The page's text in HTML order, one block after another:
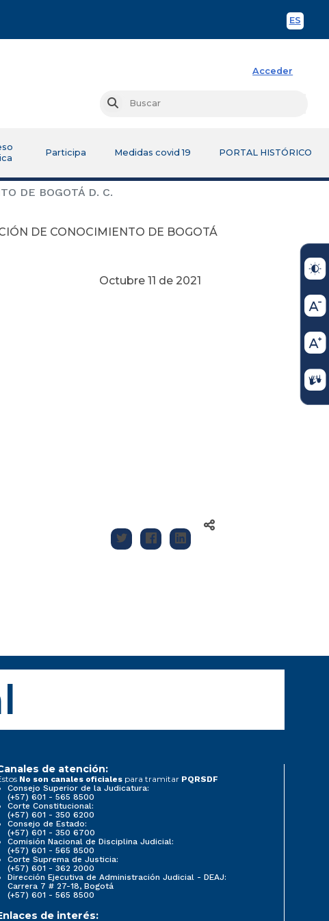
ES
Acceder
Buscar
Participa Medidas covid 19 PORTAL HISTÓRICO
DE BOGOTÁ D. C.
DE CONOCIMIENTO DE BOGOTÁ
2021
de atención:
No son canales oficiales para tramitar PQRSDF
Consejo Superior de la Judicatura:
(+57) 601 - 565 8500
Corte Constitucional:
(+57) 601 - 350 6200
Consejo de Estado:
(+57) 601 - 350 6700
Comisión Nacional de Disciplina Judicial:
(+57) 601 - 565 8500
Corte Suprema de Justicia:
(+57) 601 - 362 2000
Dirección Ejecutiva de Administración Judicial - DEAJ:
Carrera 7 # 27-18, Bogotá
(+57) 601 - 565 8500
de interés: